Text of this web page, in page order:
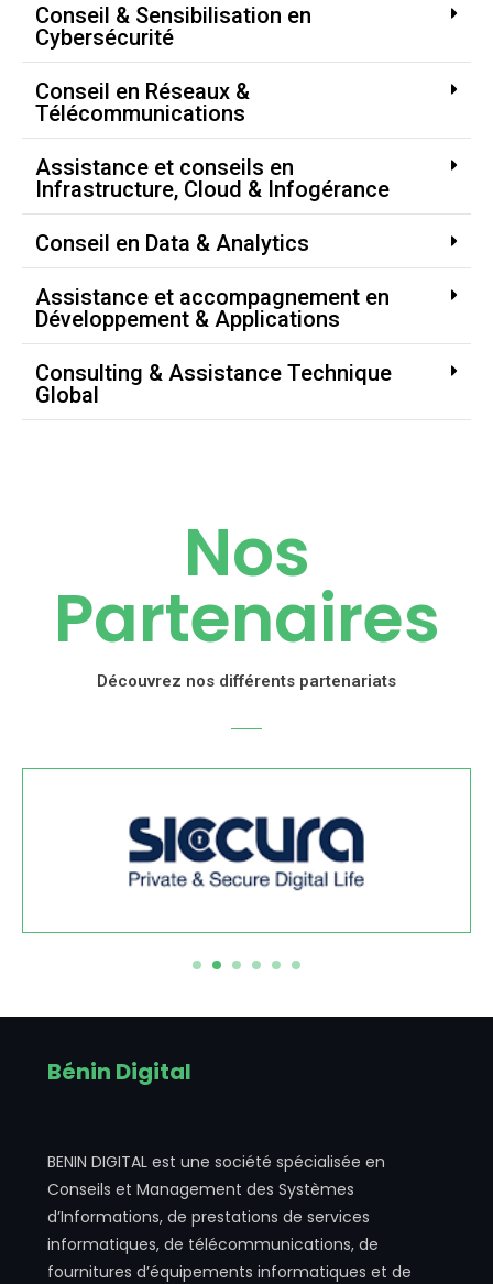
Conseil & Sensibilisation en
Cybersécurité
Conseil en Réseaux &
Télécommunications
Assistance et conseils en
Infrastructure, Cloud & Infogérance
Conseil en Data & Analytics
Assistance et accompagnement en
Développement & Applications
Consulting & Assistance Technique
Global
Nos
Partenaires
Découvrez nos différents partenariats
Bénin Digital
BENIN DIGITAL est une société spécialisée en
Conseils et Management des Systèmes
d’Informations, de prestations de services
informatiques, de télécommunications, de
fournitures d’équipements informatiques et de